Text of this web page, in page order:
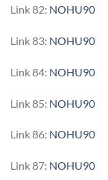
Link 82: NOHU90
Link 83: NOHU90
Link 84: NOHU90
Link 85: NOHU90
Link 86: NOHU90
Link 87: NOHU90